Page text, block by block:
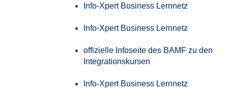
Info-Xpert Business Lernnetz
Info-Xpert Business Lernnetz
offizielle Infoseite des BAMF zu den
Integrationskursen
Info-Xpert Business Lernnetz